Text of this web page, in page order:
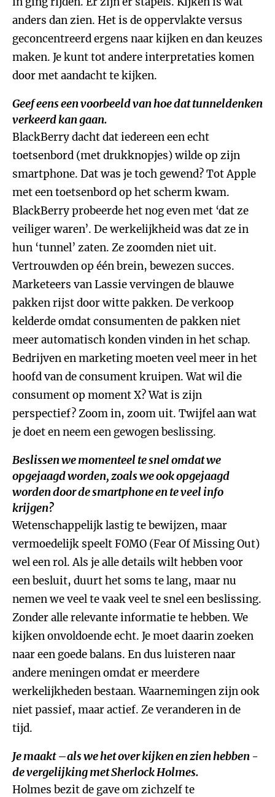
anders dan zien. Het is de oppervlakte versus
geconcentreerd ergens naar kijken en dan keuzes
maken. Je kunt tot andere interpretaties komen
door met aandacht te kijken.
Geef eens een voorbeeld van hoe dat tunneldenken
verkeerd kan gaan.
BlackBerry dacht dat iedereen een echt
toetsenbord (met drukknopjes) wilde op zijn
smartphone. Dat was je toch gewend? Tot Apple
met een toetsenbord op het scherm kwam.
BlackBerry probeerde het nog even met ‘dat ze
veiliger waren’. De werkelijkheid was dat ze in
hun ‘tunnel’ zaten. Ze zoomden niet uit.
Vertrouwden op één brein, bewezen succes.
Marketeers van Lassie vervingen de blauwe
pakken rijst door witte pakken. De verkoop
kelderde omdat consumenten de pakken niet
meer automatisch konden vinden in het schap.
Bedrijven en marketing moeten veel meer in het
hoofd van de consument kruipen. Wat wil die
consument op moment X? Wat is zijn
perspectief? Zoom in, zoom uit. Twijfel aan wat
je doet en neem een gewogen beslissing.
Beslissen we momenteel te snel omdat we
opgejaagd worden, zoals we ook opgejaagd
worden door de smartphone en te veel info
krijgen?
Wetenschappelijk lastig te bewijzen, maar
vermoedelijk speelt FOMO (Fear Of Missing Out)
wel een rol. Als je alle details wilt hebben voor
een besluit, duurt het soms te lang, maar nu
nemen we veel te vaak veel te snel een beslissing.
Zonder alle relevante informatie te hebben. We
kijken onvoldoende echt. Je moet daarin zoeken
naar een goede balans. En dus luisteren naar
andere meningen omdat er meerdere
werkelijkheden bestaan. Waarnemingen zijn ook
niet passief, maar actief. Ze veranderen in de
tijd.
Je maakt –als we het over kijken en zien hebben -
de vergelijking met Sherlock Holmes.
Holmes bezit de gave om zichzelf te